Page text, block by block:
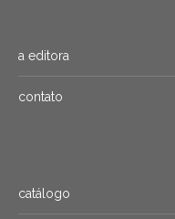
a editora
contato
catálogo